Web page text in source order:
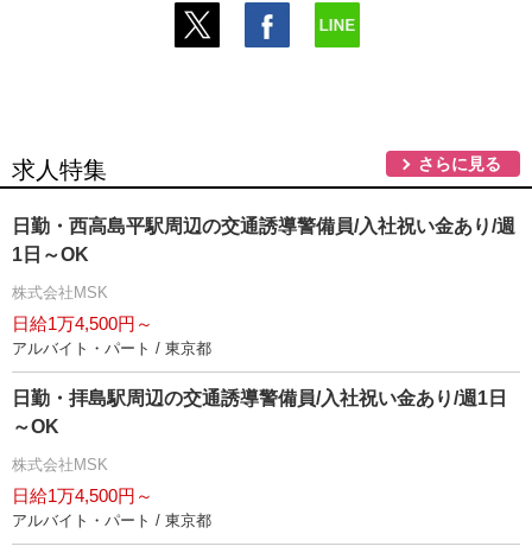
求人特集 さらに見る
日勤・西高島平駅周辺の交通誘導警備員/入社祝い金あり/週
1日～OK
株式会社MSK
日給1万4,500円～
アルバイト・パート / 東京都
日勤・拝島駅周辺の交通誘導警備員/入社祝い金あり/週1日
～OK
株式会社MSK
日給1万4,500円～
アルバイト・パート / 東京都